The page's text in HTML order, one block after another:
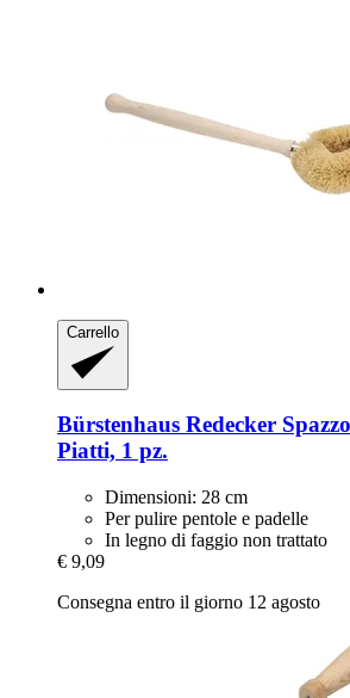
Carrello
Bürstenhaus Redecker
Piatti, 1 pz.
Dimensioni: 28 cm
Per pulire pentole e padelle
In legno di faggio non trattato
€ 9,09
Consegna entro il giorno 12 agosto